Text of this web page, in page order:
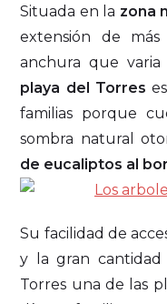
Situada en la zona
extensión de
anchura que
playa del Torres
familias porque
sombra natural
de eucaliptos al
Su facilidad de
y la gran cantidad
Torres una de las